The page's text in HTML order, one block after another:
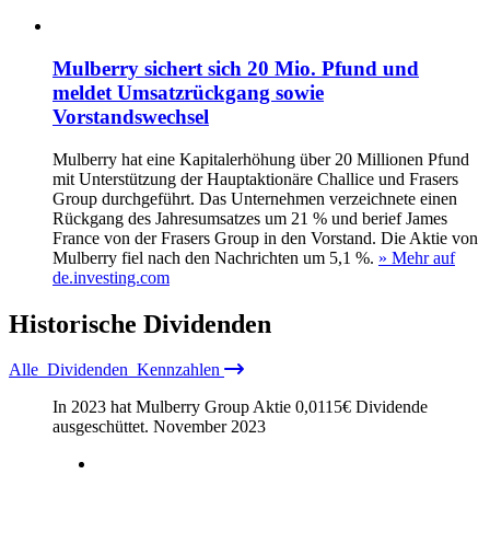
Mulberry sichert sich 20 Mio. Pfund und
meldet Umsatzrückgang sowie
Vorstandswechsel
Mulberry hat eine Kapitalerhöhung über 20 Millionen Pfund
mit Unterstützung der Hauptaktionäre Challice und Frasers
Group durchgeführt. Das Unternehmen verzeichnete einen
Rückgang des Jahresumsatzes um 21 % und berief James
France von der Frasers Group in den Vorstand. Die Aktie von
Mulberry fiel nach den Nachrichten um 5,1 %. » Mehr auf
de.investing.com
Historische Dividenden
Alle Dividenden Kennzahlen
In 2023 hat Mulberry Group Aktie 0,0115€ Dividende
ausgeschüttet. November 2023